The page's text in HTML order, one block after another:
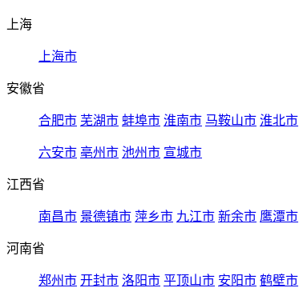
上海
上海市
安徽省
合肥市 芜湖市 蚌埠市 淮南市 马鞍山市 淮北市
六安市 亳州市 池州市 宣城市
江西省
南昌市 景德镇市 萍乡市 九江市 新余市 鹰潭市
河南省
郑州市 开封市 洛阳市 平顶山市 安阳市 鹤壁市